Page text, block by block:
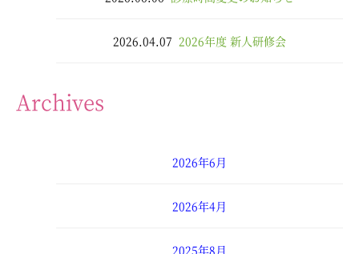
2026.04.07 2026年度 新人研修会
Archives
2026年6月
2026年4月
2025年8月